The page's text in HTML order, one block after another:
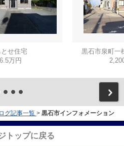
とせ住宅
6.5万円
黒石市泉町一
グ記事一覧 > 黒石市インフォメーション
トップに戻る